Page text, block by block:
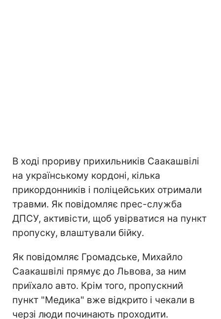
В ході прориву прихильників Саакашвілі
на українському кордоні, кілька
прикордонників і поліцейських отримали
травми. Як повідомляє прес-служба
ДПСУ, активісти, щоб увірватися на пункт
пропуску, влаштували бійку.
Як повідомляє Громадське, Михайло
Саакашвілі прямує до Львова, за ним
приїхало авто. Крім того, пропускний
пункт "Медика" вже відкрито і чекали в
черзі люди починають проходити.